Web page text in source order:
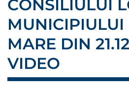
CONSILIULUI
MUNICIPIULUI
MARE DIN
VIDEO